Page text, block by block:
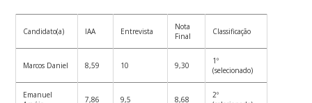
Candidato(a) IAA Entrevista
Nota
Final
Classificação
Marcos Daniel 8,59 10 9,30
1º
(selecionado)
Emanuel
7,86 9,5 8,68
2º